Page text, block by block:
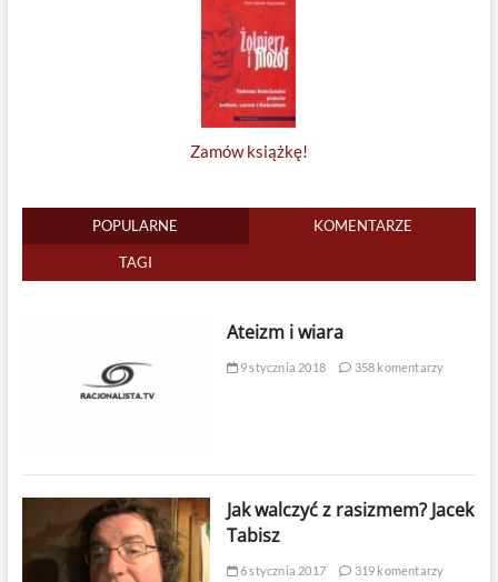
Zamów książkę!
POPULARNE KOMENTARZE
TAGI
Ateizm i wiara
9 stycznia 2018 358 komentarzy
Jak walczyć z rasizmem? Jacek
Tabisz
6 stycznia 2017 319 komentarzy